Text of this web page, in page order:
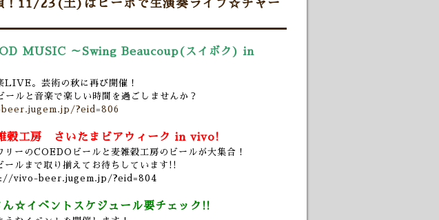
！11/23(土)はビーボで生演奏ライブ☆チャー
MUSIC ～Swing Beaucoup(スイボク) in
LIVE。芸術の秋に再び開催！
ルと音楽で楽しい時間を過ごしませんか？
?eid=806
穀工房 さいたまビアウィーク in vivo!
リーのCOEDOビールと麦雑穀工房のビールが大集合！
ールまで取り揃えてお待ちしています!!
vivo-beer.jugem.jp/?eid=804
ん☆イベントスケジュール要チェック!!